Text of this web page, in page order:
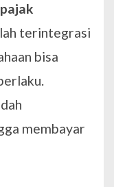
terintegrasi
bisa
membayar